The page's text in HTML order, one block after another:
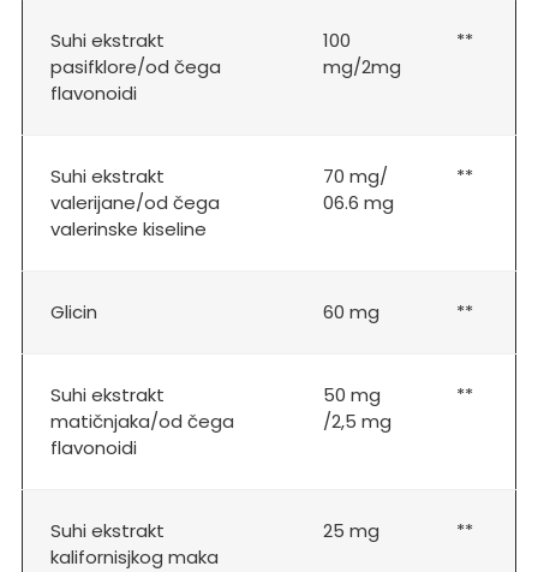
Suhi ekstrakt
pasifklore/od čega
flavonoidi
100
mg/2mg
**
Suhi ekstrakt
valerijane/od čega
valerinske kiseline
70 mg/
06.6 mg
**
Glicin 60 mg **
Suhi ekstrakt
matičnjaka/od čega
flavonoidi
50 mg
/2,5 mg
**
Suhi ekstrakt
kalifornisjkog maka
25 mg **